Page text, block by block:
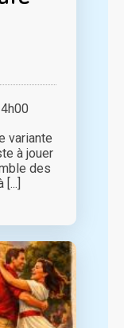
variante
à jouer
des